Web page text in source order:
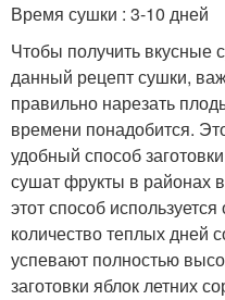
Время сушки : 3-10 дней
Чтобы получить вкусные
данный рецепт сушки,
правильно нарезать
времени понадобится.
удобный способ
сушат фрукты в районах
этот способ
количество теплых дней
успевают полностью
заготовки яблок летних